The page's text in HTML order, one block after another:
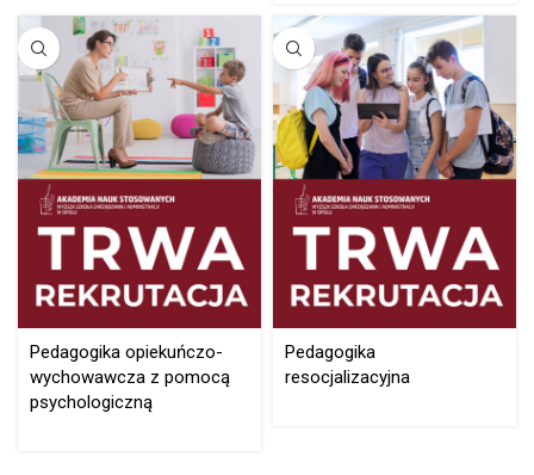
Pedagogika opiekuńczo-
wychowawcza z pomocą
psychologiczną
Pedagogika
resocjalizacyjna